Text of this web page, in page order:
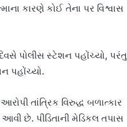
કારણે કોઈ તેના પર વિશ્વાસ
પોલીસ સ્ટેશન પહોંચ્યો, પરંતુ
પહોંચ્યો.
તાંત્રિક વિરુદ્ધ બળાત્કાર
છે. પીડિતાની મેડિકલ તપાસ